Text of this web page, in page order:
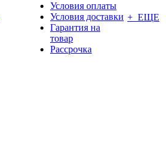
Условия оплаты
Условия доставки
Гарантия на
товар
Рассрочка
+ ЕЩЕ